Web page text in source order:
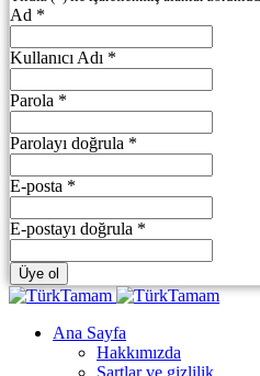
Ad *
Kullanıcı Adı *
Parola *
Parolayı doğrula *
E-posta *
E-postayı doğrula *
Üye ol
Ana Sayfa
Hakkımızda
Şartlar ve gizlilik